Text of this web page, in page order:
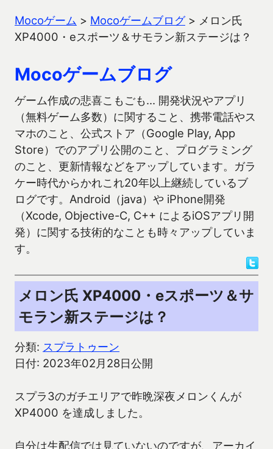
Mocoゲーム > Mocoゲームブログ> メロン氏
XP4000・eスポーツ＆サモラン新ステージは？
Mocoゲームブログ
ゲーム作成の悲喜こもごも… 開発状況やアプリ
（無料ゲーム多数）に関すること、携帯電話やス
マホのこと、公式ストア（Google Play, App
Store）でのアプリ公開のこと、プログラミング
のこと、更新情報などをアップしています。ガラ
ケー時代からかれこれ20年以上継続しているブ
ログです。Android（java）や iPhone開発
（Xcode, Objective-C, C++ によるiOSアプリ開
発）に関する技術的なことも時々アップしていま
す。
メロン氏 XP4000・eスポーツ＆サ
モラン新ステージは？
分類: スプラトゥーン
日付: 2023年02月28日公開
スプラ3のガチエリアで昨晩深夜メロンくんが
XP4000 を達成しました。
自分は生配信では見ていないのですが、アーカイ